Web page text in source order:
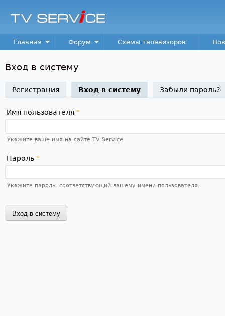
TV
Service
Main menu
Главная Форум Схемы телевизоров
Вход в систему
Регистрация Вход в систему(активная вкладка)
Забыли пароль?
Имя пользователя *
Укажите ваше имя на сайте TV Service.
Пароль *
Укажите пароль, соответствующий вашему имени пользователя.